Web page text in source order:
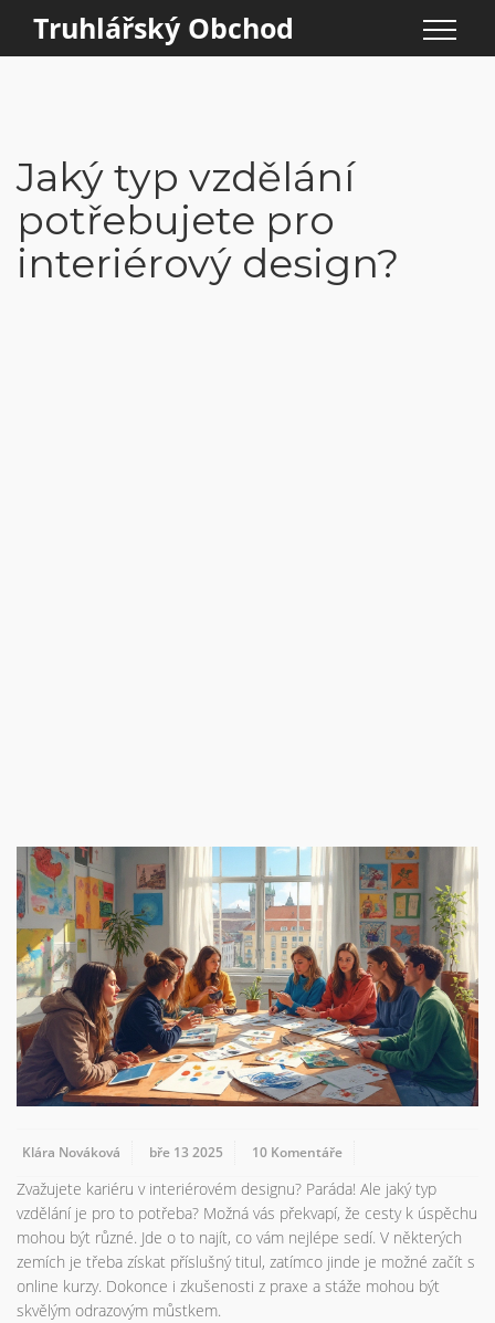
Truhlářský Obchod
Jaký typ vzdělání
potřebujete pro
interiérový design?
Klára Nováková bře 13 2025 10 Komentáře
Zvažujete kariéru v interiérovém designu? Paráda! Ale jaký typ
vzdělání je pro to potřeba? Možná vás překvapí, že cesty k úspěchu
mohou být různé. Jde o to najít, co vám nejlépe sedí. V některých
zemích je třeba získat příslušný titul, zatímco jinde je možné začít s
online kurzy. Dokonce i zkušenosti z praxe a stáže mohou být
skvělým odrazovým můstkem.